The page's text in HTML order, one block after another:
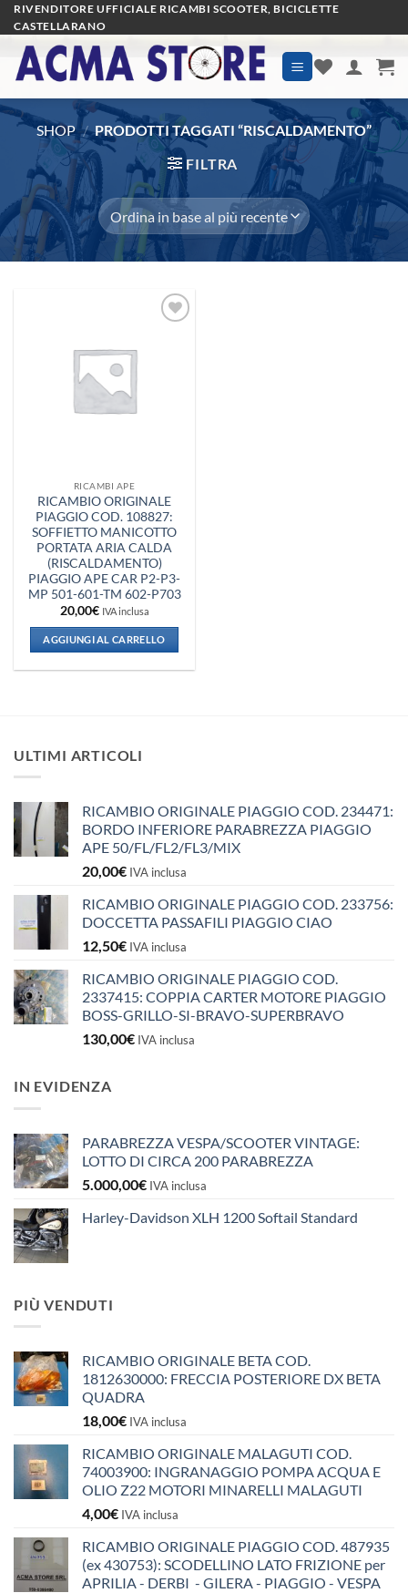
Salta
ai
contenuti
RIVENDITORE UFFICIALE RICAMBI SCOOTER, BICICLETTE
CASTELLARANO
SHOP / PRODOTTI TAGGATI “RISCALDAMENTO”
FILTRA
RICAMBI APE
RICAMBIO ORIGINALE
PIAGGIO COD. 108827:
SOFFIETTO MANICOTTO
PORTATA ARIA CALDA
(RISCALDAMENTO)
PIAGGIO APE CAR P2-P3-
MP 501-601-TM 602-P703
20,00€ IVA inclusa
AGGIUNGI AL CARRELLO
ULTIMI ARTICOLI
RICAMBIO ORIGINALE PIAGGIO COD. 234471:
BORDO INFERIORE PARABREZZA PIAGGIO
APE 50/FL/FL2/FL3/MIX
20,00€ IVA inclusa
RICAMBIO ORIGINALE PIAGGIO COD. 233756:
DOCCETTA PASSAFILI PIAGGIO CIAO
12,50€ IVA inclusa
RICAMBIO ORIGINALE PIAGGIO COD.
2337415: COPPIA CARTER MOTORE PIAGGIO
BOSS-GRILLO-SI-BRAVO-SUPERBRAVO
130,00€ IVA inclusa
IN EVIDENZA
PARABREZZA VESPA/SCOOTER VINTAGE:
LOTTO DI CIRCA 200 PARABREZZA
5.000,00€ IVA inclusa
Harley-Davidson XLH 1200 Softail Standard
PIÙ VENDUTI
RICAMBIO ORIGINALE BETA COD.
1812630000: FRECCIA POSTERIORE DX BETA
QUADRA
18,00€ IVA inclusa
RICAMBIO ORIGINALE MALAGUTI COD.
74003900: INGRANAGGIO POMPA ACQUA E
OLIO Z22 MOTORI MINARELLI MALAGUTI
4,00€ IVA inclusa
RICAMBIO ORIGINALE PIAGGIO COD. 487935
(ex 430753): SCODELLINO LATO FRIZIONE per
APRILIA - DERBI - GILERA - PIAGGIO - VESPA